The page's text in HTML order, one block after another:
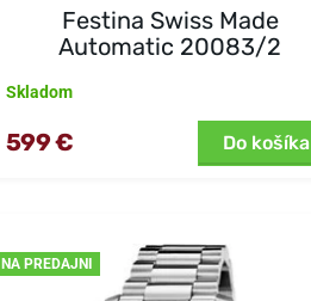
Festina Swiss Made
Automatic 20083/2
Skladom
599 € Do košíka
NA PREDAJNI